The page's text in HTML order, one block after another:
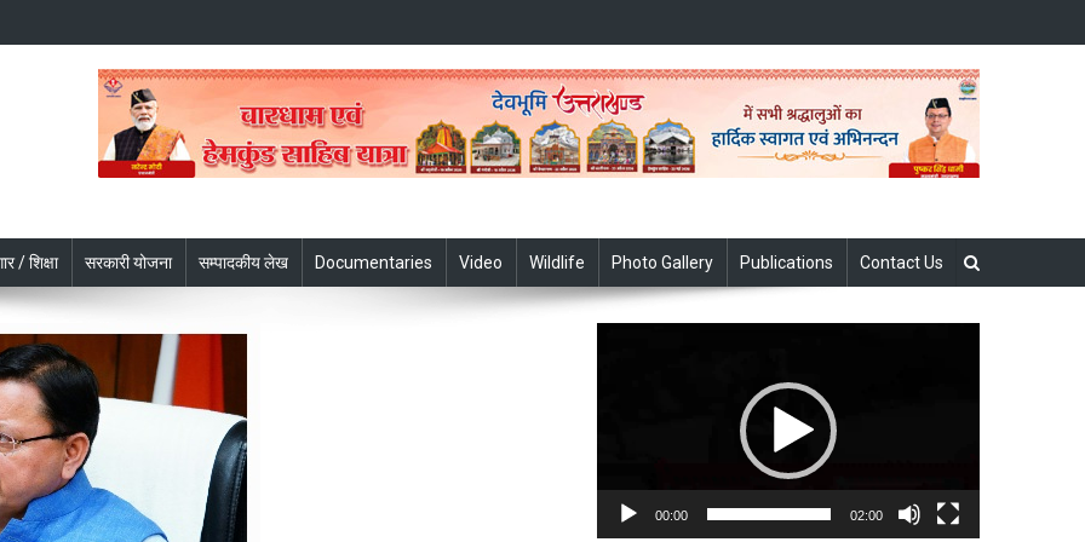
/ शिक्षा सरकारी योजना सम्पादकीय लेख Documentaries Video Wildlife Photo Gallery Publications Contact Us
00:00 02:00